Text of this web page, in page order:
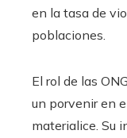
en la tasa de
poblaciones.
El rol de las
un porvenir en
materialice. Su